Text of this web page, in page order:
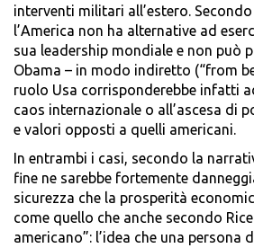
interventi militari all’estero.
l’America non ha alternative ad
sua leadership mondiale e non può
Obama – in modo indiretto (“from
ruolo Usa corrisponderebbe infatti
caos internazionale o all’ascesa di
e valori opposti a quelli americani.
In entrambi i casi, secondo la
fine ne sarebbe fortemente
sicurezza che la prosperità
come quello che anche secondo
americano”: l’idea che una persona